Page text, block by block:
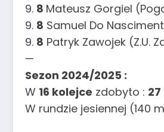
9. 8 Mateusz Gorgiel
9. 8 Samuel Do
9. 8 Patryk Zawojek (Z.U.
—
Sezon 2024/2025 :
W 16 kolejce zdobyto :
W rundzie jesiennej (140